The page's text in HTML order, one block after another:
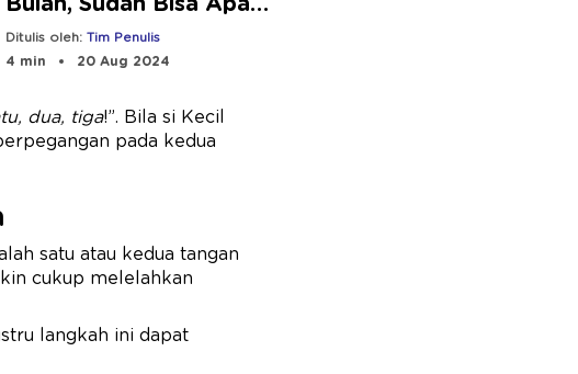
Saja?
Ditulis oleh:Tim Penulis
4 min
20 Aug 2024
dua, tiga!”. Bila si Kecil
pada kedua
satu atau kedua tangan
cukup melelahkan
langkah ini dapat